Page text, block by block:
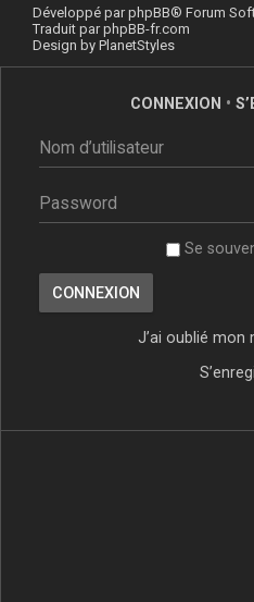
Développé parphpBB® Forum
Traduit parphpBB-fr.com
Design by PlanetStyles
CONNEXION •
Se
J’ai oublié mon